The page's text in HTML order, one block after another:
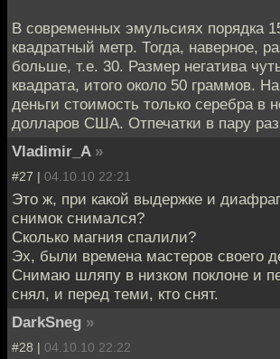
В современных эмульсиях порядка
квадратный метр. Тогда, наверное,
больше, т.е. 30. Размер негатива
квадрата, итого около 50 граммов.
деньги стоимость только серебра в
долларов США. Отпечатки в пару
Vladimir_A »
#27 | 04.10.10 22:21
Это ж, при какой выдержке и
снимок снимался?
Сколько магния спалили?
Эх, были времена мастеров своего
Снимаю шляпу в низком поклоне и
снял, и перед теми, кто снят.
DarkSneg »
#28 | 04.10.10 22:22